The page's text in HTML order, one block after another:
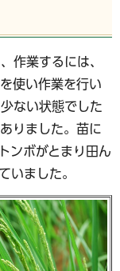
作業するには、
使い作業を行い
ない状態でした
りました。苗に
ンボがとまり田ん
いました。